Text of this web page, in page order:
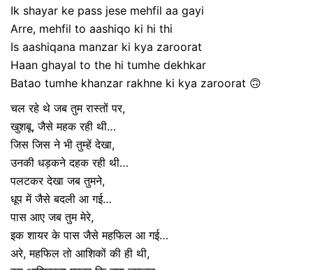
Ik shayar ke pass jese mehfil aa gayi
Arre, mehfil to aashiqo ki hi thi
Is aashiqana manzar ki kya zaroorat
Haan ghayal to the hi tumhe dekhkar
Batao tumhe khanzar rakhne ki kya zaroorat 🙃
चल रहे थे जब तुम रास्तों पर,
खुशबू, जैसे महक रही थी…
जिस जिस ने भी तुम्हें देखा,
उनकी धड़कने दहक रही थी…
पलटकर देखा जब तुमने,
धूप में जैसे बदली आ गई…
पास आए जब तुम मेरे,
इक शायर के पास जैसे महफिल आ गई…
अरे, महफिल तो आशिकों की ही थी,